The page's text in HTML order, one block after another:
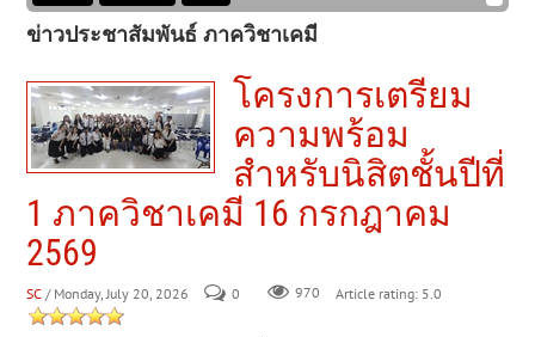
ข่าวประชาสัมพันธ์ ภาควิชาเคมี
โครงการเตรียม
ความพร้อม
สำหรับนิสิตชั้นปีที่
1 ภาควิชาเคมี 16 กรกฎาคม
2569
SC / Monday, July 20, 2026 0 970 Article rating: 5.0